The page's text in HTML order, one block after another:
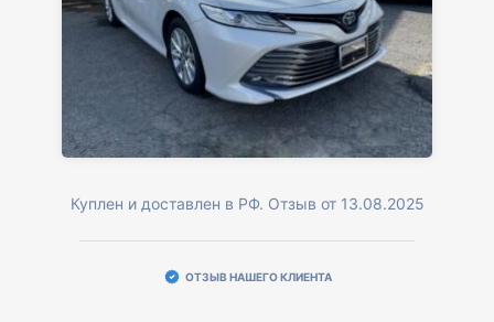
Куплен и доставлен в РФ. Отзыв от 13.08.2025
ОТЗЫВ НАШЕГО КЛИЕНТА